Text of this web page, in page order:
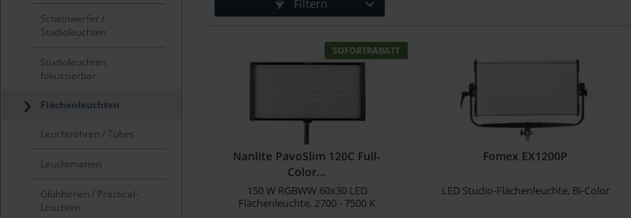
Scheinwerfer /
Studioleuchten
Studioleuchten
fokussierbar
Flächenleuchten
Leuchtröhren / Tubes
Leuchtmatten
Glühbirnen / Practical-
Leuchten
Filtern
SOFORTRABATT
Nanlite PavoSlim 120C Full-
Color...
150 W RGBWW 60x30 LED
Flächenleuchte, 2700 - 7500 K
Fomex EX1200P
LED Studio-Flächenleuchte, Bi-Color